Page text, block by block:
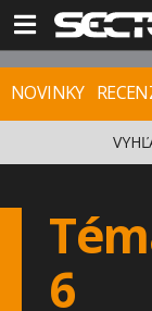
NOVINKY
6